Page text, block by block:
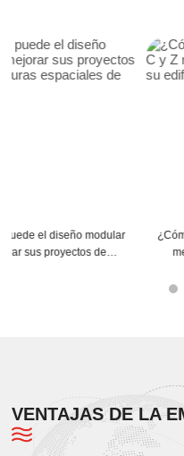
Consejos para la instalación de
correas de acero en forma de C
VENTAJAS DE LA